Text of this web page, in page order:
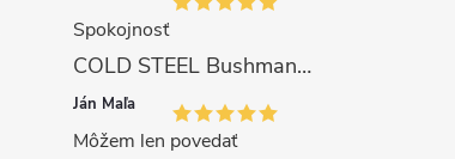
Spokojnosť
COLD STEEL Bushman (SK-5)
Ján Maľa
Môžem len povedať